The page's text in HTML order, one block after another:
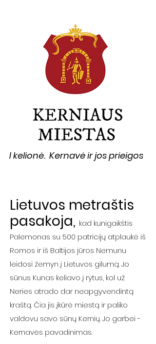
I kelionė. Kernavė ir jos prieigos
Lietuvos metraštis
pasakoja, kad kunigaikštis
Palemonas su 500 patricijų atplaukė iš
Romos ir iš Baltijos jūros Nemunu
leidosi žemyn į Lietuvos gilumą. Jo
sūnus Kunas keliavo į rytus, kol už
Neries atrado dar neapgyvendintą
kraštą. Čia jis įkūrė miestą ir paliko
valdovu savo sūnų Kernių. Jo garbei -
Kernavės pavadinimas.